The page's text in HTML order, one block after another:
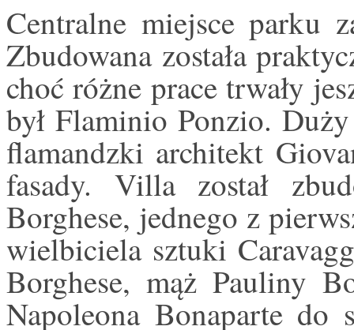
Centralne miejsce parku
Zbudowana została
choć różne prace trwały
był Flaminio Ponzio.
flamandzki architekt
fasady. Villa został
Borghese, jednego z
wielbiciela sztuki
Borghese, mąż Pauliny
Napoleona Bonaparte do